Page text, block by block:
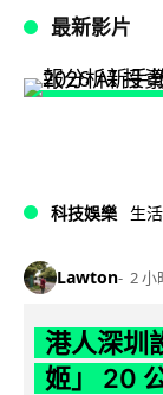
最新影片
科技娛樂 生
Lawton 2 小
港人深圳
姬」 20